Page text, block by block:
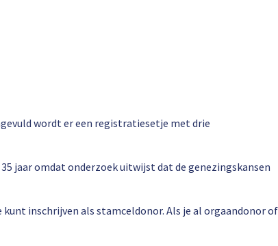
wordt er een registratiesetje met drie
jaar omdat onderzoek uitwijst dat de genezingskansen
inschrijven als stamceldonor. Als je al orgaandonor of